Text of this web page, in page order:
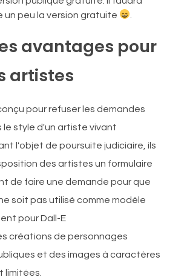
peu la version gratuite
avantages pour
artistes
pour refuser les demandes
le style d'un artiste vivant
l'objet de poursuite judiciaire, ils
des artistes un formulaire
de faire une demande pour que
soit pas utilisé comme modèle
pour Dall-E
créations de personnages
et des images à caractères
limitées.